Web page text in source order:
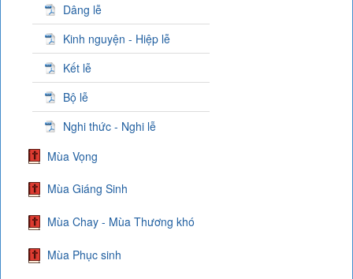
Dâng lễ
Kinh nguyện - Hiệp lễ
Kết lễ
Bộ lễ
Nghi thức - Nghi lễ
Mùa Vọng
Mùa Giáng Sinh
Mùa Chay - Mùa Thương khó
Mùa Phục sinh